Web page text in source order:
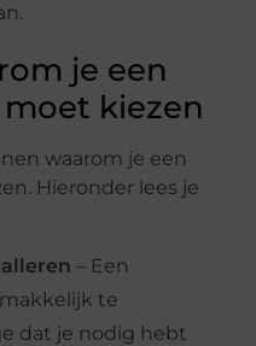
je een
kiezen
waarom je een
Hieronder lees je
– Een
te
dat je nodig hebt